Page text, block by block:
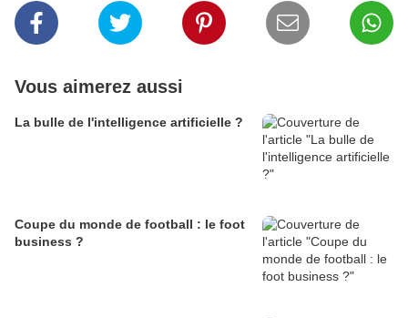
Vous aimerez aussi
La bulle de l'intelligence artificielle ?
Coupe du monde de football : le foot
business ?